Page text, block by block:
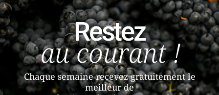
Restez
au courant !
Chaque semaine recevez gratuitement le
meilleur de